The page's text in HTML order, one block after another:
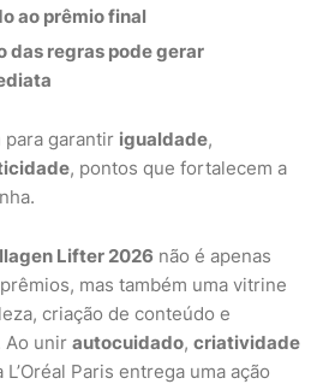
ao prêmio final
das regras pode gerar
garantir igualdade,
, pontos que fortalecem a
Lifter 2026 não é apenas
mas também uma vitrine
criação de conteúdo e
Ao unir autocuidado, criatividade
L’Oréal Paris entrega uma ação